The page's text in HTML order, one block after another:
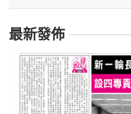
最新發佈